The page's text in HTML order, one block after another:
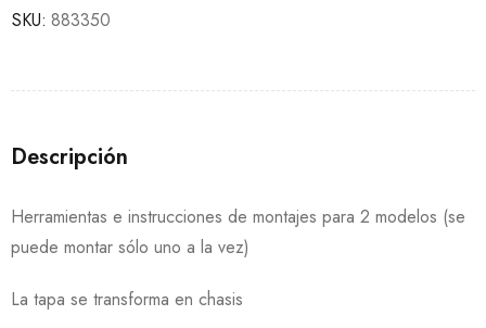
SKU: 883350
Descripción
Herramientas e instrucciones de montajes para 2 modelos (se
puede montar sólo uno a la vez)
La tapa se transforma en chasis